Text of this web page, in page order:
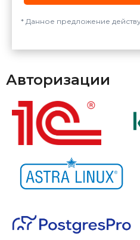
Данное предложение
Авторизации